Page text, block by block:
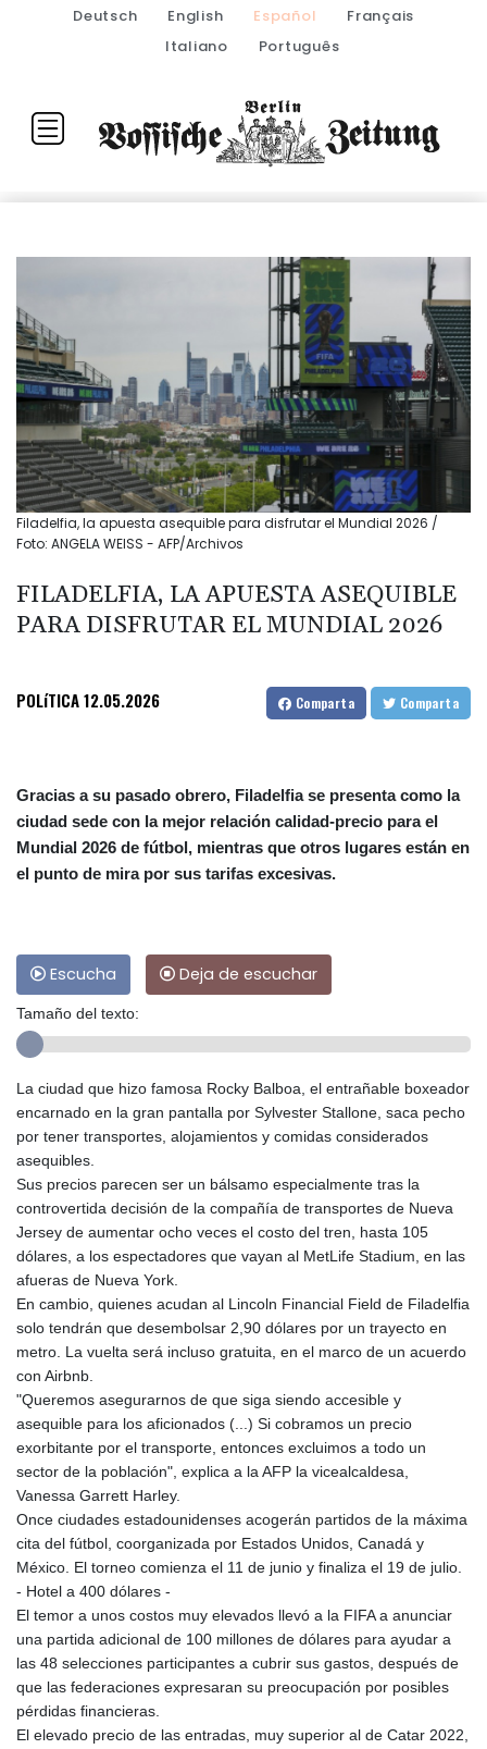
Deutsch English Español
Français
Italiano
Português
Filadelfia, la apuesta asequible para disfrutar el Mundial 2026 /
Foto: ANGELA WEISS - AFP/Archivos
FILADELFIA, LA APUESTA ASEQUIBLE
PARA DISFRUTAR EL MUNDIAL 2026
POLíTICA12.05.2026 Comparta Comparta
Gracias a su pasado obrero, Filadelfia se presenta como la
ciudad sede con la mejor relación calidad-precio para el
Mundial 2026 de fútbol, mientras que otros lugares están en
el punto de mira por sus tarifas excesivas.
Escucha Deja de escuchar
Tamaño del texto:
La ciudad que hizo famosa Rocky Balboa, el entrañable boxeador
encarnado en la gran pantalla por Sylvester Stallone, saca pecho
por tener transportes, alojamientos y comidas considerados
asequibles.
Sus precios parecen ser un bálsamo especialmente tras la
controvertida decisión de la compañía de transportes de Nueva
Jersey de aumentar ocho veces el costo del tren, hasta 105
dólares, a los espectadores que vayan al MetLife Stadium, en las
afueras de Nueva York.
En cambio, quienes acudan al Lincoln Financial Field de Filadelfia
solo tendrán que desembolsar 2,90 dólares por un trayecto en
metro. La vuelta será incluso gratuita, en el marco de un acuerdo
con Airbnb.
"Queremos asegurarnos de que siga siendo accesible y
asequible para los aficionados (...) Si cobramos un precio
exorbitante por el transporte, entonces excluimos a todo un
sector de la población", explica a la AFP la vicealcaldesa,
Vanessa Garrett Harley.
Once ciudades estadounidenses acogerán partidos de la máxima
cita del fútbol, coorganizada por Estados Unidos, Canadá y
México. El torneo comienza el 11 de junio y finaliza el 19 de julio.
- Hotel a 400 dólares -
El temor a unos costos muy elevados llevó a la FIFA a anunciar
una partida adicional de 100 millones de dólares para ayudar a
las 48 selecciones participantes a cubrir sus gastos, después de
que las federaciones expresaran su preocupación por posibles
pérdidas financieras.
El elevado precio de las entradas, muy superior al de Catar 2022,